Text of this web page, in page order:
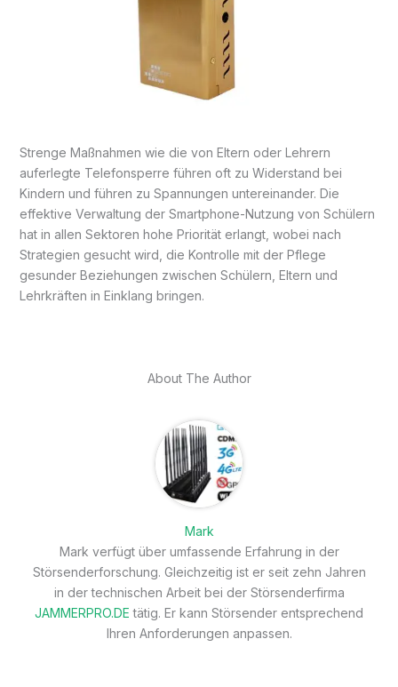
Strenge Maßnahmen wie die von Eltern oder Lehrern
auferlegte Telefonsperre führen oft zu Widerstand bei
Kindern und führen zu Spannungen untereinander. Die
effektive Verwaltung der Smartphone-Nutzung von Schülern
hat in allen Sektoren hohe Priorität erlangt, wobei nach
Strategien gesucht wird, die Kontrolle mit der Pflege
gesunder Beziehungen zwischen Schülern, Eltern und
Lehrkräften in Einklang bringen.
About The Author
Mark
Mark verfügt über umfassende Erfahrung in der
Störsenderforschung. Gleichzeitig ist er seit zehn Jahren
in der technischen Arbeit bei der Störsenderfirma
JAMMERPRO.DE tätig. Er kann Störsender entsprechend
Ihren Anforderungen anpassen.